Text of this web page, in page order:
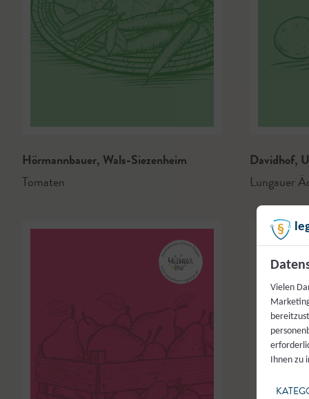
Hörmannbauer, Wals-Siezenheim
Tomaten
Davidhof,
Lungauer
Vielen
Ihnen zu